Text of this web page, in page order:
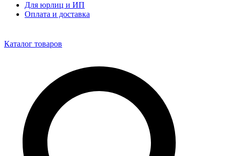
Для юрлиц и ИП
Оплата и доставка
Каталог товаров